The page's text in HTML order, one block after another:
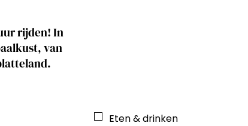
rijden! In
van
Eten & drinken